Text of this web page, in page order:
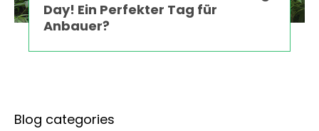
Day! Ein Perfekter Tag für
Anbauer?
Blog categories